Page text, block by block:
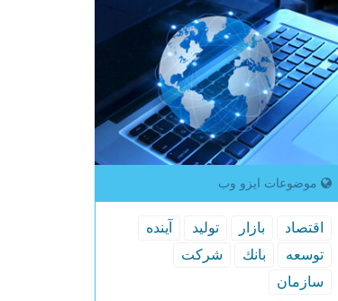
موضوعات ایزو وب
اقتصاد بازار تولید
آینده
توسعه
بانك
شركت
سازمان